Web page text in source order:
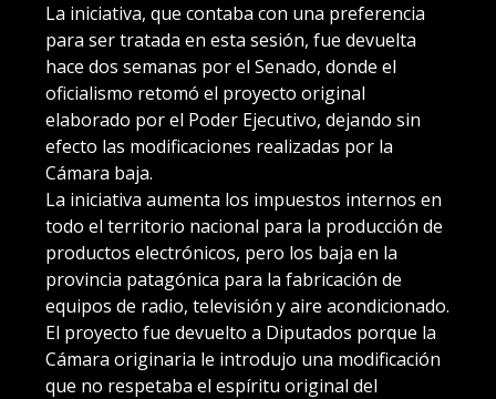
La iniciativa, que contaba con una preferencia
para ser tratada en esta sesión, fue devuelta
hace dos semanas por el Senado, donde el
oficialismo retomó el proyecto original
elaborado por el Poder Ejecutivo, dejando sin
efecto las modificaciones realizadas por la
Cámara baja.
La iniciativa aumenta los impuestos internos en
todo el territorio nacional para la producción de
productos electrónicos, pero los baja en la
provincia patagónica para la fabricación de
equipos de radio, televisión y aire acondicionado.
El proyecto fue devuelto a Diputados porque la
Cámara originaria le introdujo una modificación
que no respetaba el espíritu original del